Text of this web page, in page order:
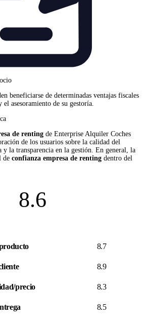
beneficiarse de determinadas ventajas fiscales
asesoramiento de su gestoría.
de renting de Enterprise Alquiler Coches
de los usuarios sobre la calidad del
la transparencia en la gestión. En general, la
de confianza empresa de renting dentro del
8.6
8.7
8.9
precio 8.3
8.5